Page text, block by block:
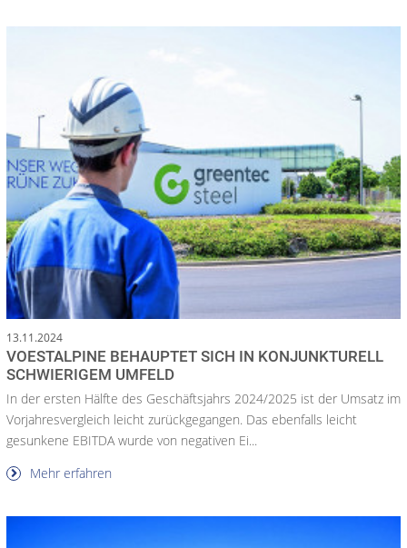
13.11.2024
VOESTALPINE BEHAUPTET SICH IN KONJUNKTURELL
SCHWIERIGEM UMFELD
In der ersten Hälfte des Geschäftsjahrs 2024/2025 ist der Umsatz im
Vorjahresvergleich leicht zurückgegangen. Das ebenfalls leicht
gesunkene EBITDA wurde von negativen Ei...
Mehr erfahren